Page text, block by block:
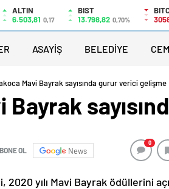
ALTIN
6.503,81 0,17
BIST
13.798,82 0,70%
ASAYİŞ BELEDİYE
Mavi Bayrak sayısında gurur verici gelişme
Bayrak
OL News
0
yılı Mavi Bayrak ödüllerini